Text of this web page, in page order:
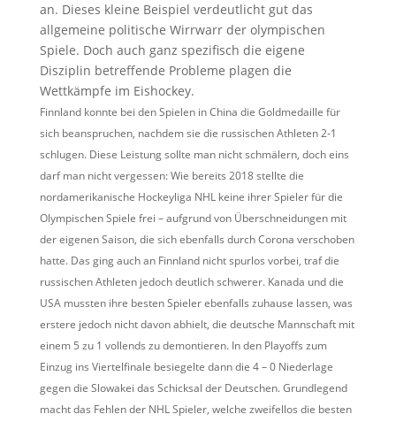
an. Dieses kleine Beispiel verdeutlicht gut das
allgemeine politische Wirrwarr der olympischen
Spiele. Doch auch ganz spezifisch die eigene
Disziplin betreffende Probleme plagen die
Wettkämpfe im Eishockey.
Finnland konnte bei den Spielen in China die Goldmedaille für
sich beanspruchen, nachdem sie die russischen Athleten 2-1
schlugen. Diese Leistung sollte man nicht schmälern, doch eins
darf man nicht vergessen: Wie bereits 2018 stellte die
nordamerikanische Hockeyliga NHL keine ihrer Spieler für die
Olympischen Spiele frei – aufgrund von Überschneidungen mit
der eigenen Saison, die sich ebenfalls durch Corona verschoben
hatte. Das ging auch an Finnland nicht spurlos vorbei, traf die
russischen Athleten jedoch deutlich schwerer. Kanada und die
USA mussten ihre besten Spieler ebenfalls zuhause lassen, was
erstere jedoch nicht davon abhielt, die deutsche Mannschaft mit
einem 5 zu 1 vollends zu demontieren. In den Playoffs zum
Einzug ins Viertelfinale besiegelte dann die 4 – 0 Niederlage
gegen die Slowakei das Schicksal der Deutschen. Grundlegend
macht das Fehlen der NHL Spieler, welche zweifellos die besten